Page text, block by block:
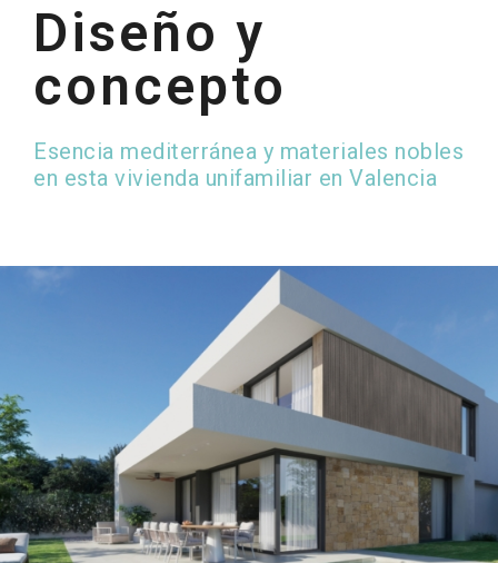
Diseño y
concepto
Esencia mediterránea y materiales nobles
en esta vivienda unifamiliar en Valencia